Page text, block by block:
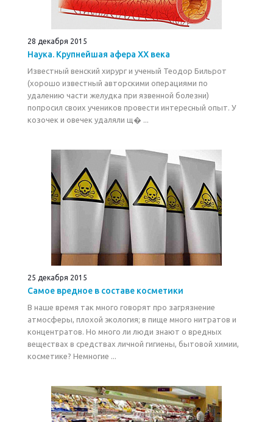
28 декабря 2015
Наука. Kрупнейшая афера XX века
Известный венский хирург и ученый Теодор Бильрот
(хорошо известный авторскими операциями по
удалению части желудка при язвенной болезни)
попросил своих учеников провести интересный опыт. У
козочек и овечек удаляли щ� ...
25 декабря 2015
Самое вредное в составе косметики
В наше время так много говорят про загрязнение
атмосферы, плохой экология; в пище много нитратов и
концентратов. Но много ли люди знают о вредных
веществах в средствах личной гигиены, бытовой химии,
косметике? Немногие ...